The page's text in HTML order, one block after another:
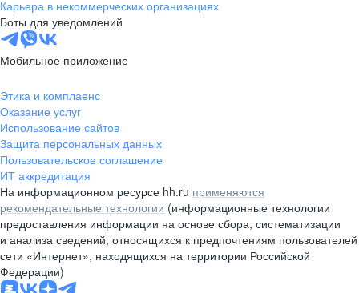
Карьера в некоммерческих организациях
Боты для уведомлений
Мобильное приложение
Этика и комплаенс
Оказание услуг
Использование сайтов
Защита персональных данных
Пользовательское соглашение
ИТ аккредитация
На информационном ресурсе hh.ru применяются
рекомендательные технологии (информационные технологии
предоставления информации на основе сбора, систематизации
и анализа сведений, относящихся к предпочтениям пользователей
сети «Интернет», находящихся на территории Российской
Федерации)